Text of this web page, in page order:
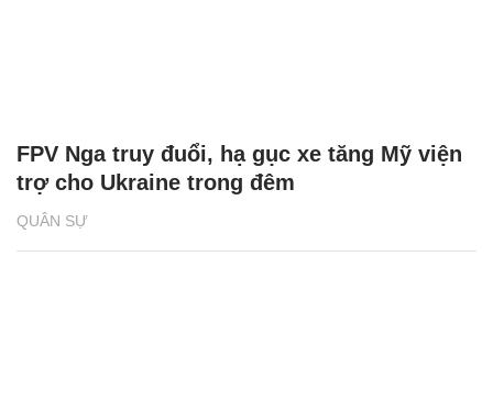
QUÂN SỰ
FPV Nga truy đuổi, hạ gục xe tăng Mỹ viện
trợ cho Ukraine trong đêm